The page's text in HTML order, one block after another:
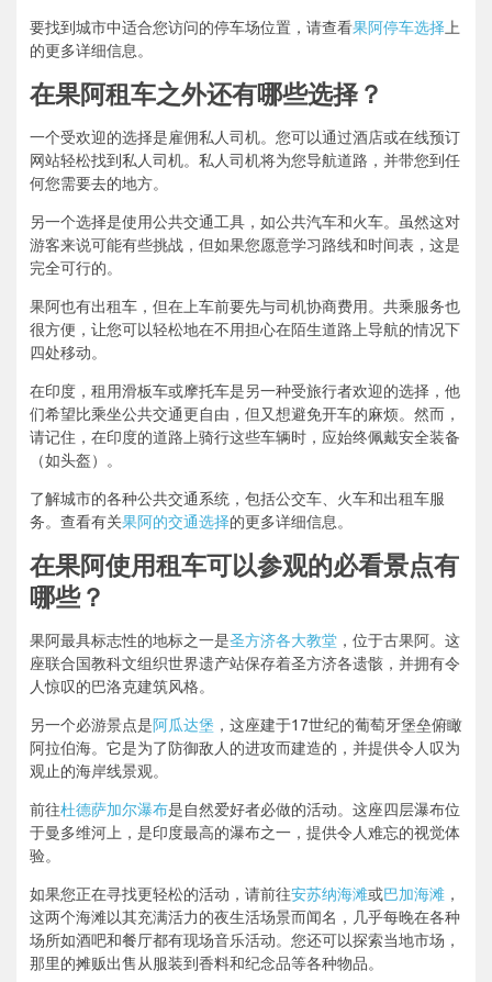
要找到城市中适合您访问的停车场位置，请查看果阿停车选择上
的更多详细信息。
在果阿租车之外还有哪些选择？
一个受欢迎的选择是雇佣私人司机。您可以通过酒店或在线预订
网站轻松找到私人司机。私人司机将为您导航道路，并带您到任
何您需要去的地方。
另一个选择是使用公共交通工具，如公共汽车和火车。虽然这对
游客来说可能有些挑战，但如果您愿意学习路线和时间表，这是
完全可行的。
果阿也有出租车，但在上车前要先与司机协商费用。共乘服务也
很方便，让您可以轻松地在不用担心在陌生道路上导航的情况下
四处移动。
在印度，租用滑板车或摩托车是另一种受旅行者欢迎的选择，他
们希望比乘坐公共交通更自由，但又想避免开车的麻烦。然而，
请记住，在印度的道路上骑行这些车辆时，应始终佩戴安全装备
（如头盔）。
了解城市的各种公共交通系统，包括公交车、火车和出租车服
务。查看有关果阿的交通选择的更多详细信息。
在果阿使用租车可以参观的必看景点有
哪些？
果阿最具标志性的地标之一是圣方济各大教堂 ，位于古果阿。这
座联合国教科文组织世界遗产站保存着圣方济各遗骸，并拥有令
人惊叹的巴洛克建筑风格。
另一个必游景点是阿瓜达堡 ，这座建于17世纪的葡萄牙堡垒俯瞰
阿拉伯海。它是为了防御敌人的进攻而建造的，并提供令人叹为
观止的海岸线景观。
前往杜德萨加尔瀑布是自然爱好者必做的活动。这座四层瀑布位
于曼多维河上，是印度最高的瀑布之一，提供令人难忘的视觉体
验。
如果您正在寻找更轻松的活动，请前往安苏纳海滩或巴加海滩 ，
这两个海滩以其充满活力的夜生活场景而闻名，几乎每晚在各种
场所如酒吧和餐厅都有现场音乐活动。您还可以探索当地市场，
那里的摊贩出售从服装到香料和纪念品等各种物品。